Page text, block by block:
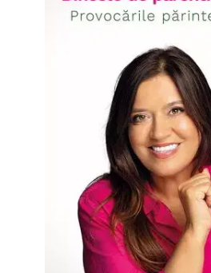
Dezvoltare Spirituala
New Illuminati Files